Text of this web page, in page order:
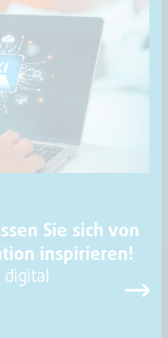
Sie sich von
inspirieren!
digital